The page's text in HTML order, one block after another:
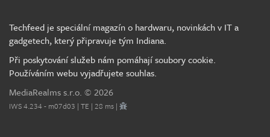
Techfeed je speciální magazín o hardwaru, novinkách v IT a
gadgetech, který připravuje tým Indiana.
Při poskytování služeb nám pomáhají soubory cookie.
Používáním webu vyjadřujete souhlas.
MediaRealms s.r.o. © 2026
IWS 4.234 - m07d03 | TE | 28 ms |